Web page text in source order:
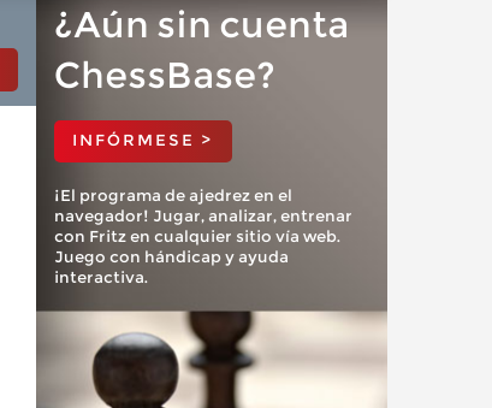
¿Aún sin cuenta
ChessBase?
INFÓRMESE >
¡El programa de ajedrez en el
navegador! Jugar, analizar, entrenar
con Fritz en cualquier sitio vía web.
Juego con hándicap y ayuda
interactiva.